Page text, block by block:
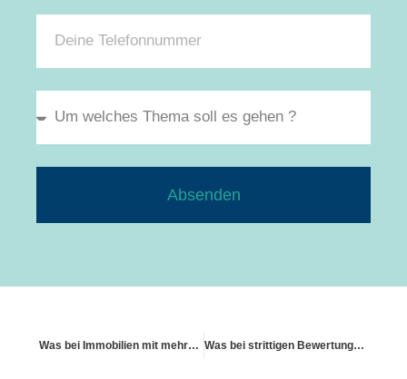
Absenden
Was bei Immobilien mit mehreren Nutzungsarten gilt Was bei strittigen Bewertungen des Schadens gilt